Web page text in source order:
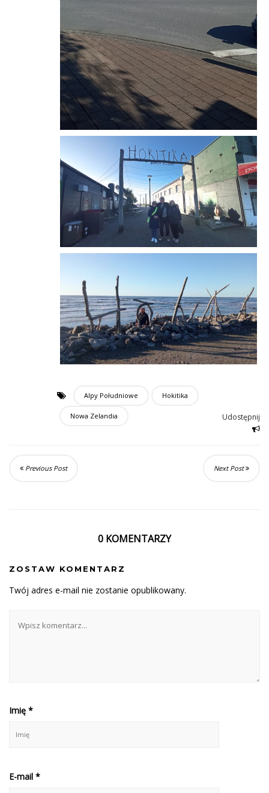
Alpy Południowe Hokitika
Nowa Zelandia Udostępnij
Previous Post Next Post
0 KOMENTARZY
ZOSTAW KOMENTARZ
Twój adres e-mail nie zostanie opublikowany.
Imię *
E-mail *